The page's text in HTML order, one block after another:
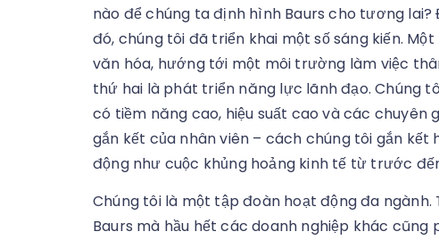
nào để chúng ta định hình Baurs cho tương
đó, chúng tôi đã triển khai một số sáng kiến.
văn hóa, hướng tới một môi trường làm việc
thứ hai là phát triển năng lực lãnh đạo. Chúng
có tiềm năng cao, hiệu suất cao và các chuyên
gắn kết của nhân viên – cách chúng tôi gắn
động như cuộc khủng hoảng kinh tế từ trước
Chúng tôi là một tập đoàn hoạt động đa
Baurs mà hầu hết các doanh nghiệp khác